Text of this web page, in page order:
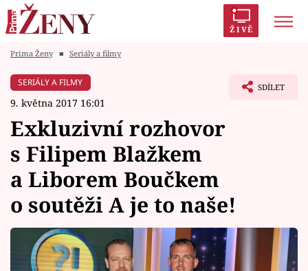
ŽIVĚ
Módní alarm
Témata
Celebrity
Vztahy
Prima Ženy ■ Seriály a filmy
SERIÁLY A FILMY
9. května 2017 16:01
SDÍLET
Exkluzivní rozhovor
s Filipem Blažkem
a Liborem Boučkem
o soutěži A je to naše!